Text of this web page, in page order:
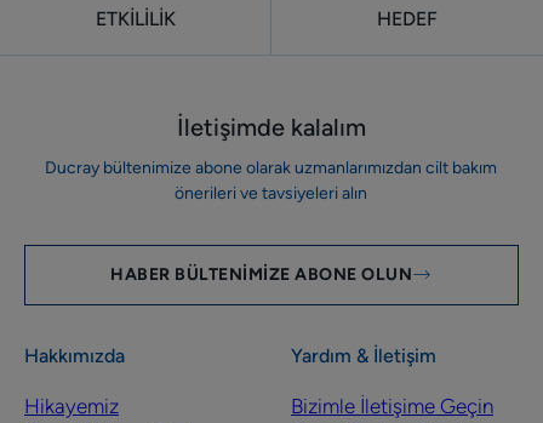
ETKİLİLİK HEDEF
İletişimde kalalım
Ducray bültenimize abone olarak uzmanlarımızdan cilt bakım
önerileri ve tavsiyeleri alın
HABER BÜLTENIMIZE ABONE OLUN
Hakkımızda
Hikayemiz
Yardım & İletişim
Bizimle İletişime Geçin